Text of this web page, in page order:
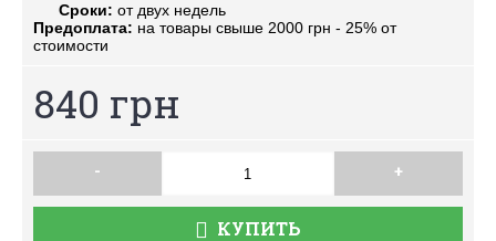
Сроки: от двух недель
Предоплата: на товары свыше 2000 грн - 25% от
стоимости
840 грн
- +
КУПИТЬ